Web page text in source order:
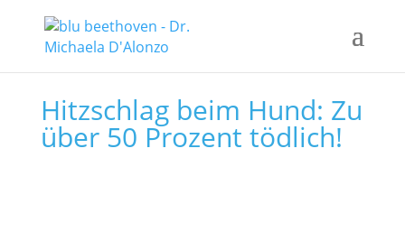
Hitzschlag beim Hund: Zu
über 50 Prozent tödlich!